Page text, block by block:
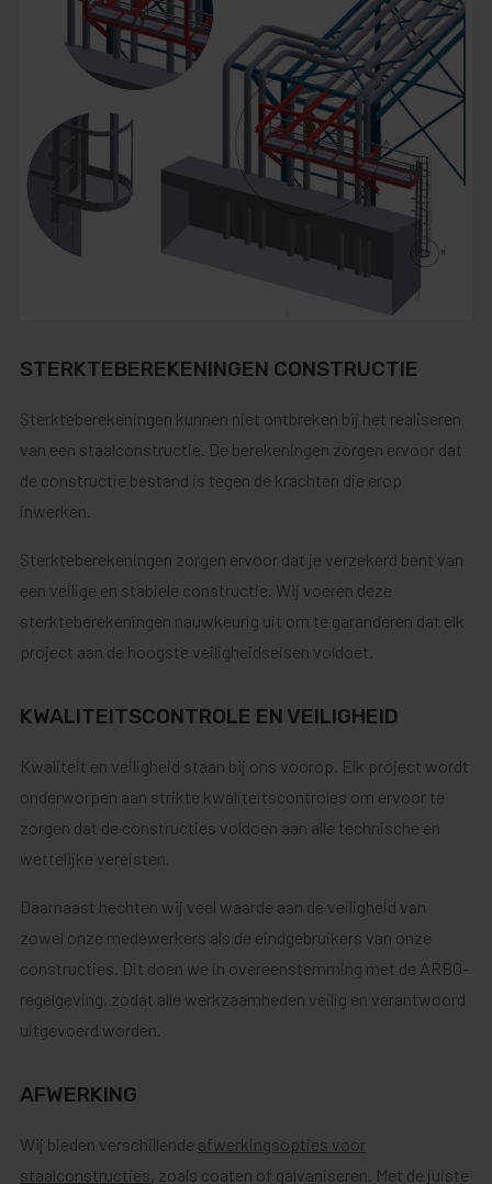
STERKTEBEREKENINGEN CONSTRUCTIE
Sterkteberekeningen kunnen niet ontbreken bij het realiseren
van een staalconstructie. De berekeningen zorgen ervoor dat
de constructie bestand is tegen de krachten die erop
inwerken.
Sterkteberekeningen zorgen ervoor dat je verzekerd bent van
een veilige en stabiele constructie. Wij voeren deze
sterkteberekeningen nauwkeurig uit om te garanderen dat elk
project aan de hoogste veiligheidseisen voldoet.
KWALITEITSCONTROLE EN VEILIGHEID
Kwaliteit en veiligheid staan bij ons voorop. Elk project wordt
onderworpen aan strikte kwaliteitscontroles om ervoor te
zorgen dat de constructies voldoen aan alle technische en
wettelijke vereisten.
Daarnaast hechten wij veel waarde aan de veiligheid van
zowel onze medewerkers als de eindgebruikers van onze
constructies. Dit doen we in overeenstemming met de ARBO-
regelgeving, zodat alle werkzaamheden veilig en verantwoord
uitgevoerd worden.
AFWERKING
Wij bieden verschillende afwerkingsopties voor
staalconstructies, zoals coaten of galvaniseren. Met de juiste